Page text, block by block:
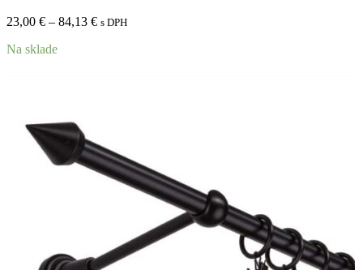
23,00 € – 84,13 € s DPH
Na sklade